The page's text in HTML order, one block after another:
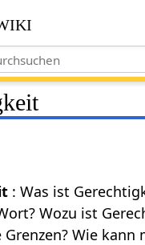
: Was ist
Wozu ist
Wie kann